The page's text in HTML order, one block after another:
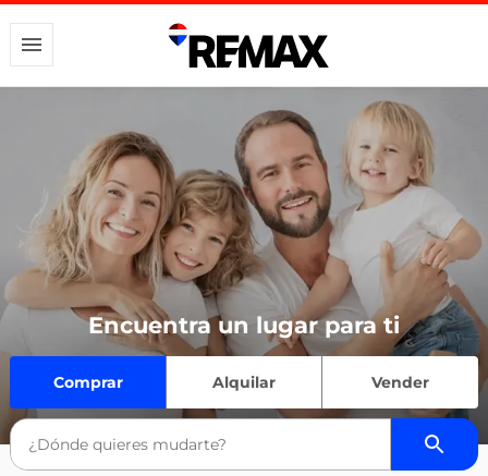
Encuentra un lugar para ti
Comprar Alquilar Vender